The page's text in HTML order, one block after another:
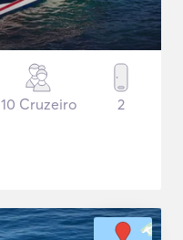
10 Cruzeiro 2